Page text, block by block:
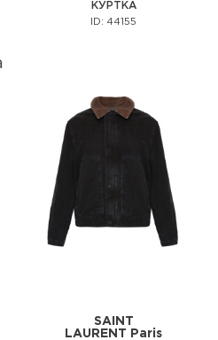
КУРТКА
ID: 44155
SAINT
LAURENT Paris